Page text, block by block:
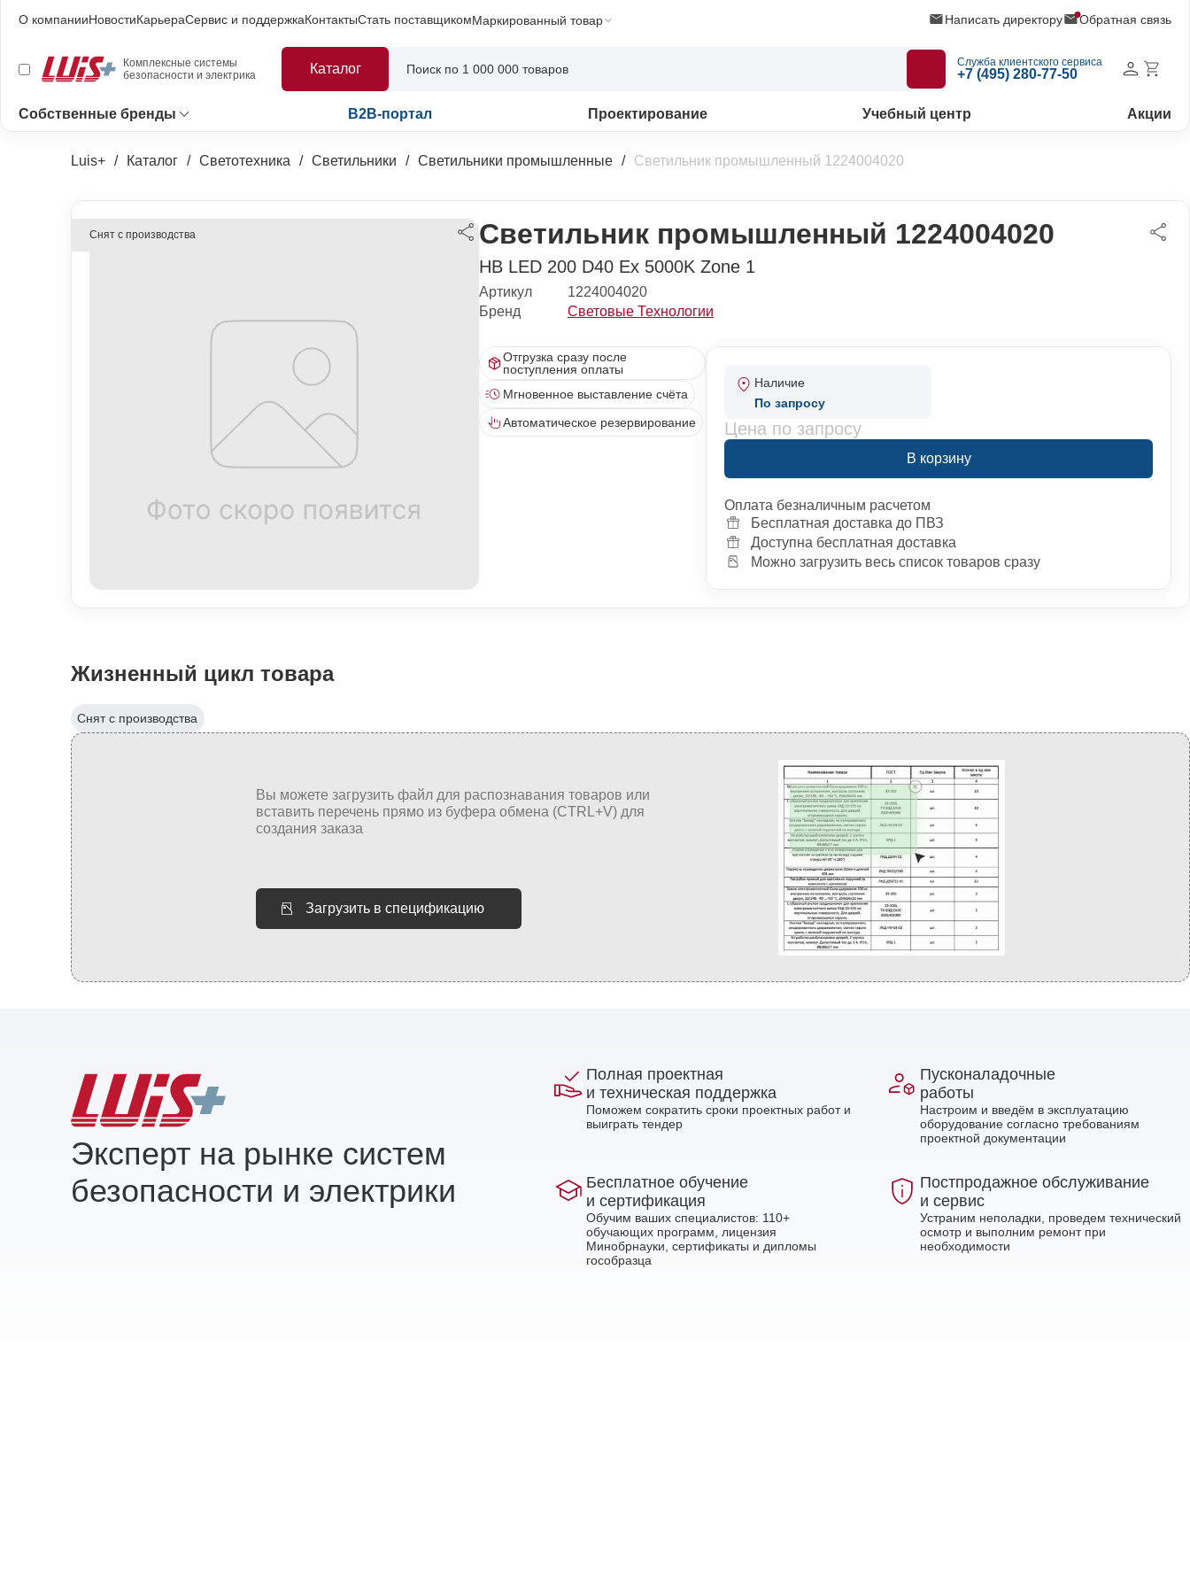
О компанииНовостиКарьераСервис и поддержкаКонтактыСтать поставщикомМаркированный товар Написать директору Обратная связь
Комплексные системы
безопасности и электрика
Каталог Служба клиентского сервиса
+7 (495) 280-77-50
Собственные бренды B2B-портал Проектирование Учебный центр Акции
Luis+ Каталог Светотехника Светильники Светильники промышленные Светильник промышленный 1224004020
Снят с производства Светильник промышленный 1224004020
HB LED 200 D40 Ex 5000K Zone 1
Артикул
1224004020
Бренд
Световые Технологии
Отгрузка сразу после
поступления оплаты
Мгновенное выставление счёта
Автоматическое резервирование
Наличие
По запросу
Цена по запросу
В корзину
Оплата безналичным расчетом
Бесплатная доставка до ПВЗ
Доступна бесплатная доставка
Можно загрузить весь список товаров сразу
Жизненный цикл товара
Снят с производства
Загрузить в спецификацию
Эксперт на рынке систем
безопасности и электрики
Полная проектная
и техническая поддержка
Поможем сократить сроки проектных работ и
выиграть тендер
Пусконаладочные
работы
Настроим и введём в эксплуатацию
оборудование согласно требованиям
проектной документации
Бесплатное обучение
и сертификация
Обучим ваших специалистов: 110+
обучающих программ, лицензия
Минобрнауки, сертификаты и дипломы
гособразца
Постпродажное обслуживание
и сервис
Устраним неполадки, проведем технический
осмотр и выполним ремонт при
необходимости